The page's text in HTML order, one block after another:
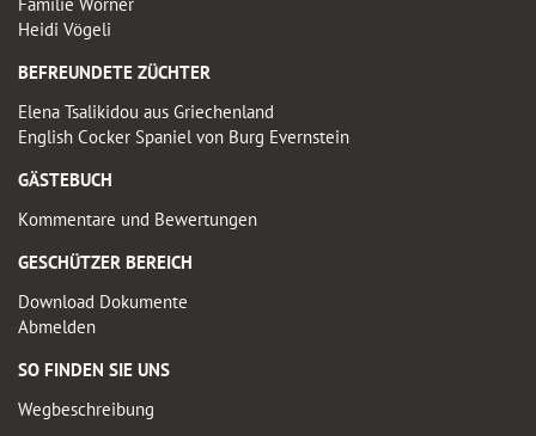
Heidi Vögeli
BEFREUNDETE ZÜCHTER
Elena Tsalikidou aus Griechenland
English Cocker Spaniel von Burg Evernstein
GÄSTEBUCH
Kommentare und Bewertungen
GESCHÜTZER BEREICH
Download Dokumente
Abmelden
SO FINDEN SIE UNS
Wegbeschreibung